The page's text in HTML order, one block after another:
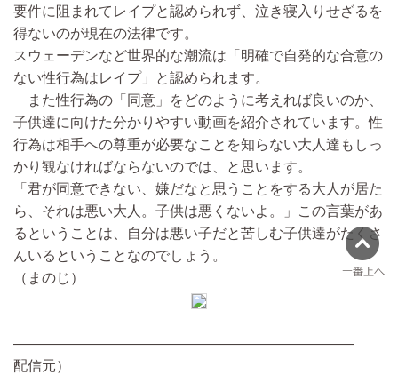
要件に阻まれてレイプと認められず、泣き寝入りせざるを
得ないのが現在の法律です。
スウェーデンなど世界的な潮流は「明確で自発的な合意の
ない性行為はレイプ」と認められます。
また性行為の「同意」をどのように考えれば良いのか、
子供達に向けた分かりやすい動画を紹介されています。性
行為は相手への尊重が必要なことを知らない大人達もしっ
かり観なければならないのでは、と思います。
「君が同意できない、嫌だなと思うことをする大人が居た
ら、それは悪い大人。子供は悪くないよ。」この言葉があ
るということは、自分は悪い子だと苦しむ子供達がたくさ
んいるということなのでしょう。
（まのじ）
————————————————————————
配信元）